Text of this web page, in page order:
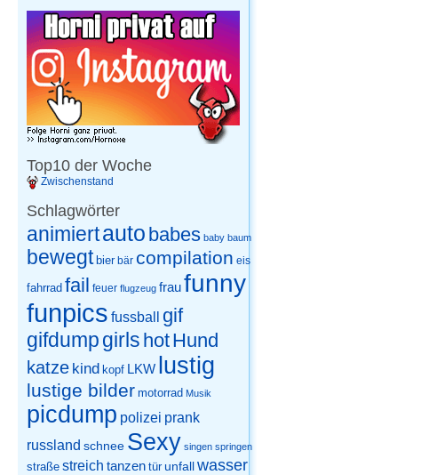
Top10 der Woche
Zwischenstand
Schlagwörter
animiertauto babes baby baum
bewegt bier bär compilation eis
fahrrad fail feuer flugzeug fraufunny
funpics fussball gif
gifdump girls hotHund
katze kind kopf LKW lustig
lustige bilder motorrad Musik
picdump polizei prank
russland schnee Sexy singen springen
straße streich tanzen tür unfallwasser